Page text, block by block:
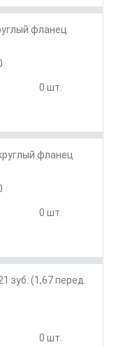
фланец
0 шт.
фланец
0 шт.
зуб. (1,67 перед.
0 шт.